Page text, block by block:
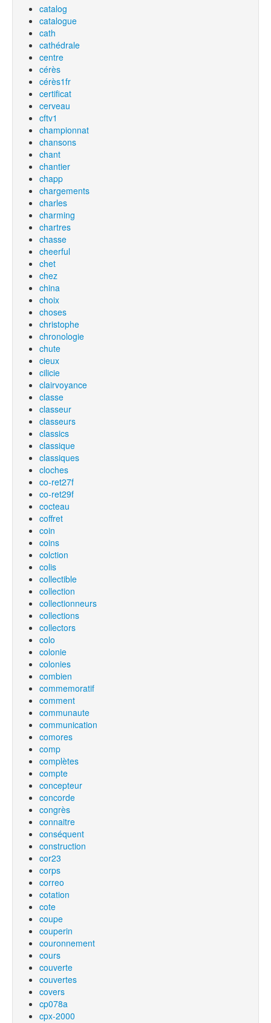
catalog
catalogue
cath
cathédrale
centre
cérès
cérès1fr
certificat
cerveau
cftv1
championnat
chansons
chant
chantier
chapp
chargements
charles
charming
chartres
chasse
cheerful
chet
chez
china
choix
choses
christophe
chronologie
chute
cieux
cilicie
clairvoyance
classe
classeur
classeurs
classics
classique
classiques
cloches
co-ret27f
co-ret29f
cocteau
coffret
coin
coins
colction
colis
collectible
collection
collectionneurs
collections
collectors
colo
colonie
colonies
combien
commemoratif
comment
communaute
communication
comores
comp
complètes
compte
concepteur
concorde
congrès
connaitre
conséquent
construction
cor23
corps
correo
cotation
cote
coupe
couperin
couronnement
cours
couverte
couvertes
covers
cp078a
cpx-2000